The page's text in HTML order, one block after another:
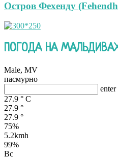
Остров Фехенду
ПОГОДА НА
Male, MV
пасмурно
27.9 ° C
27.9 °
27.9 °
75%
5.2kmh
99%
Вс